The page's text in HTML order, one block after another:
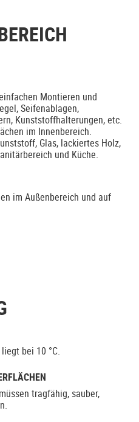
Montieren und
Seifenablagen,
Kunststoffhalterungen, etc.
im Innenbereich.
Glas, lackiertes Holz,
und Küche.
im Außenbereich und auf
bei 10 °C.
tragfähig, sauber,